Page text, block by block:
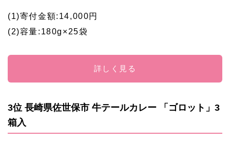
(1)寄付金額:14,000円
(2)容量:180g×25袋
詳しく見る
3位 長崎県佐世保市 牛テールカレー 「ゴロット」3
箱入